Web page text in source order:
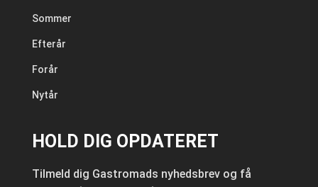
Sommer
Efterår
Forår
Nytår
HOLD DIG OPDATERET
Tilmeld dig Gastromads nyhedsbrev og få